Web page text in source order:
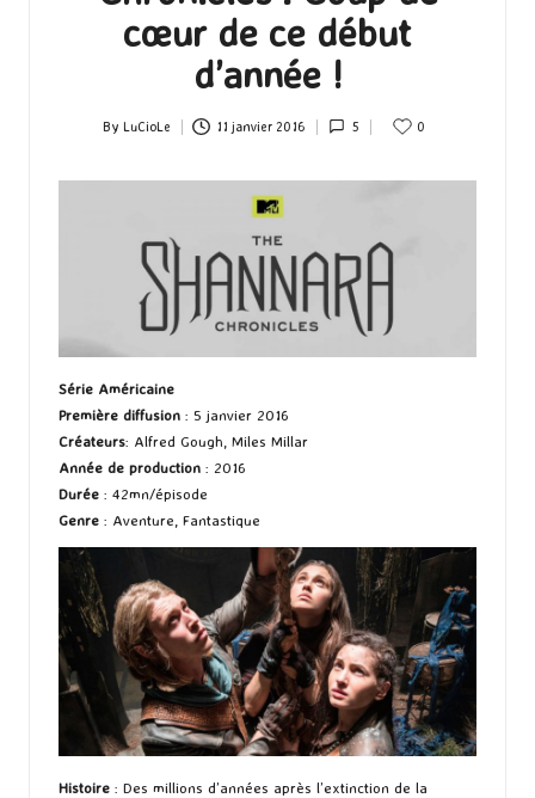
cœur de ce début
d’année !
Posted
By LuCioLe 11 janvier 2016 5 0
Série Américaine
Première diffusion : 5 janvier 2016
Créateurs: Alfred Gough, Miles Millar
Année de production : 2016
Durée : 42mn/épisode
Genre : Aventure, Fantastique
Histoire : Des millions d’années après l’extinction de la